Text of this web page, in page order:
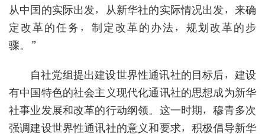
从中国的实际出发，从新华社的实际情况出发，来确
定改革的任务，制定改革的办法，规划改革的步
骤。”
自社党组提出建设世界性通讯社的目标后，建设
有中国特色的社会主义现代化通讯社的思想成为新华
社事业发展和改革的行动纲领。这一时期，穆青多次
强调建设世界性通讯社的意义和要求，积极倡导新华